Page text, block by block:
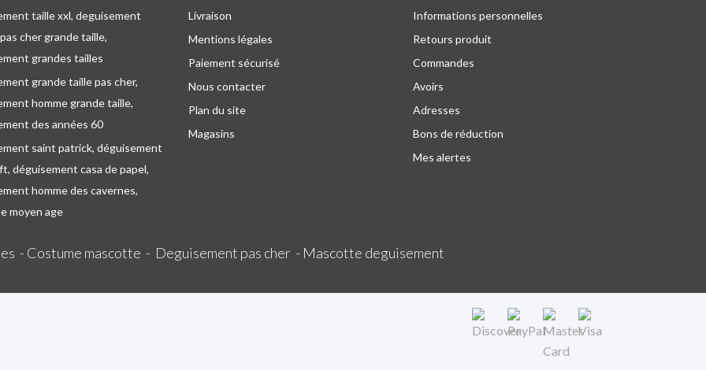
taille xxl, deguisement
cher grande taille,
grandes tailles
grande taille pas cher,
homme grande taille,
des années 60
saint patrick, déguisement
déguisement casa de papel,
homme des cavernes,
moyen age
Livraison
Mentions légales
Paiement sécurisé
Nous contacter
Plan du site
Magasins
Informations personnelles
Retours produit
Commandes
Avoirs
Adresses
Bons de réduction
Mes alertes
- Costume mascotte - Deguisement pas cher - Mascotte deguisement